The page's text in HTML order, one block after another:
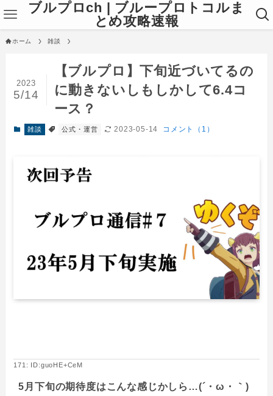
ブルプロch | ブループロトコルま
とめ攻略速報
ホーム 雑談
【ブルプロ】下旬近づいてるの
に動きないしもしかして6.4コ
ース？
2023
5/14
雑談 公式・運営 2023-05-14 コメント（1）
171: ID:guoHE+CeM
5月下旬の期待度はこんな感じかしら…(´・ω・｀)